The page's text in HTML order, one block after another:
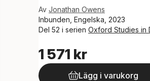
Av Jonathan Owens
Inbunden, Engelska, 2023
Del 52 i serien Oxford Studies in
1 571 kr
Lägg i varukorg